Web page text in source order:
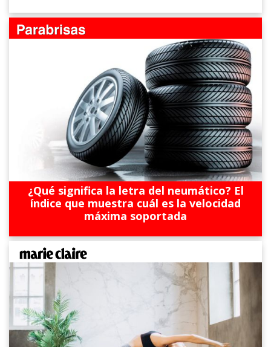
¿Qué significa la letra del neumático? El
índice que muestra cuál es la velocidad
máxima soportada